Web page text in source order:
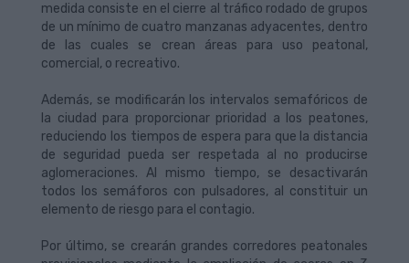
medida consiste en el cierre al tráfico rodado de grupos
de un mínimo de cuatro manzanas adyacentes, dentro
de las cuales se crean áreas para uso peatonal,
comercial, o recreativo.
Además, se modificarán los intervalos semafóricos de
la ciudad para proporcionar prioridad a los peatones,
reduciendo los tiempos de espera para que la distancia
de seguridad pueda ser respetada al no producirse
aglomeraciones. Al mismo tiempo, se desactivarán
todos los semáforos con pulsadores, al constituir un
elemento de riesgo para el contagio.
Por último, se crearán grandes corredores peatonales